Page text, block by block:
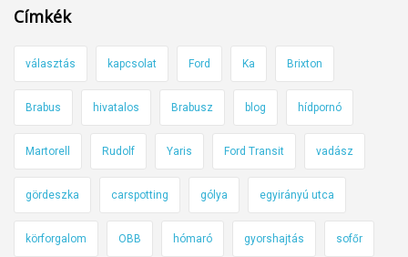
ú
m
e
n
i
Címkék
választás kapcsolat Ford Ka Brixton
Brabus hivatalos Brabusz blog hídpornó
Martorell Rudolf Yaris Ford Transit vadász
gördeszka carspotting gólya egyirányú utca
körforgalom OBB hómaró gyorshajtás sofőr